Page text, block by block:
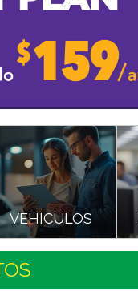
VEHICULOS